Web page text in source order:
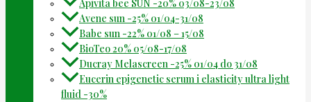
Apivita bee SUN -20% 03/08-23/08
Avene sun -25% 01/04-31/08
Babe sun -22% 01/08 – 15/08
BioTeo 20% 05/08-17/08
Ducray Melascreen -25% 01/04 do 31/08
Eucerin epigenetic serum i elasticity ultra light
fluid -30%